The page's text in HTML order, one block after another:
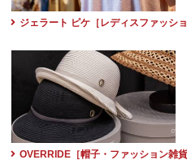
ジェラート ピケ［レディスファッシ
OVERRIDE［帽子・ファッション雑貨